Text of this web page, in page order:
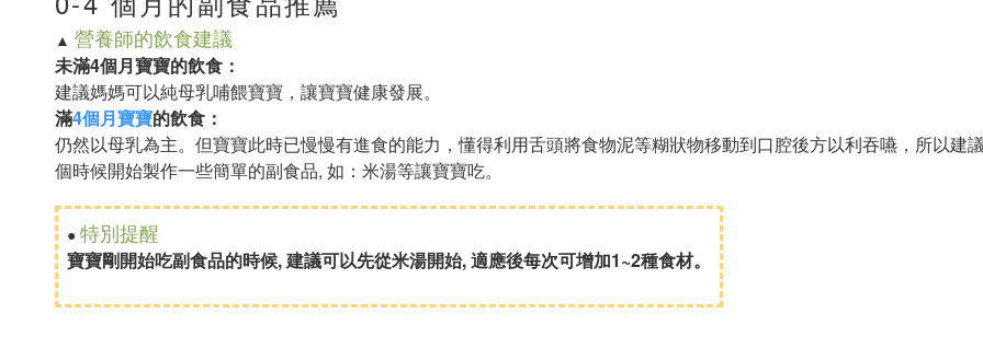
▲ 營養師的飲食建議
未滿4個月寶寶的飲食：
建議媽媽可以純母乳哺餵寶寶，讓寶寶健康發展。
滿4個月寶寶的飲食：
仍然以母乳為主。但寶寶此時已慢慢有進食的能力，懂得利用舌頭將食物泥等糊狀物移動到口腔後方以利吞嚥，所以建
個時候開始製作一些簡單的副食品, 如：米湯等讓寶寶吃。
● 特別提醒
寶寶剛開始吃副食品的時候, 建議可以先從米湯開始, 適應後每次可增加1~2種食材。